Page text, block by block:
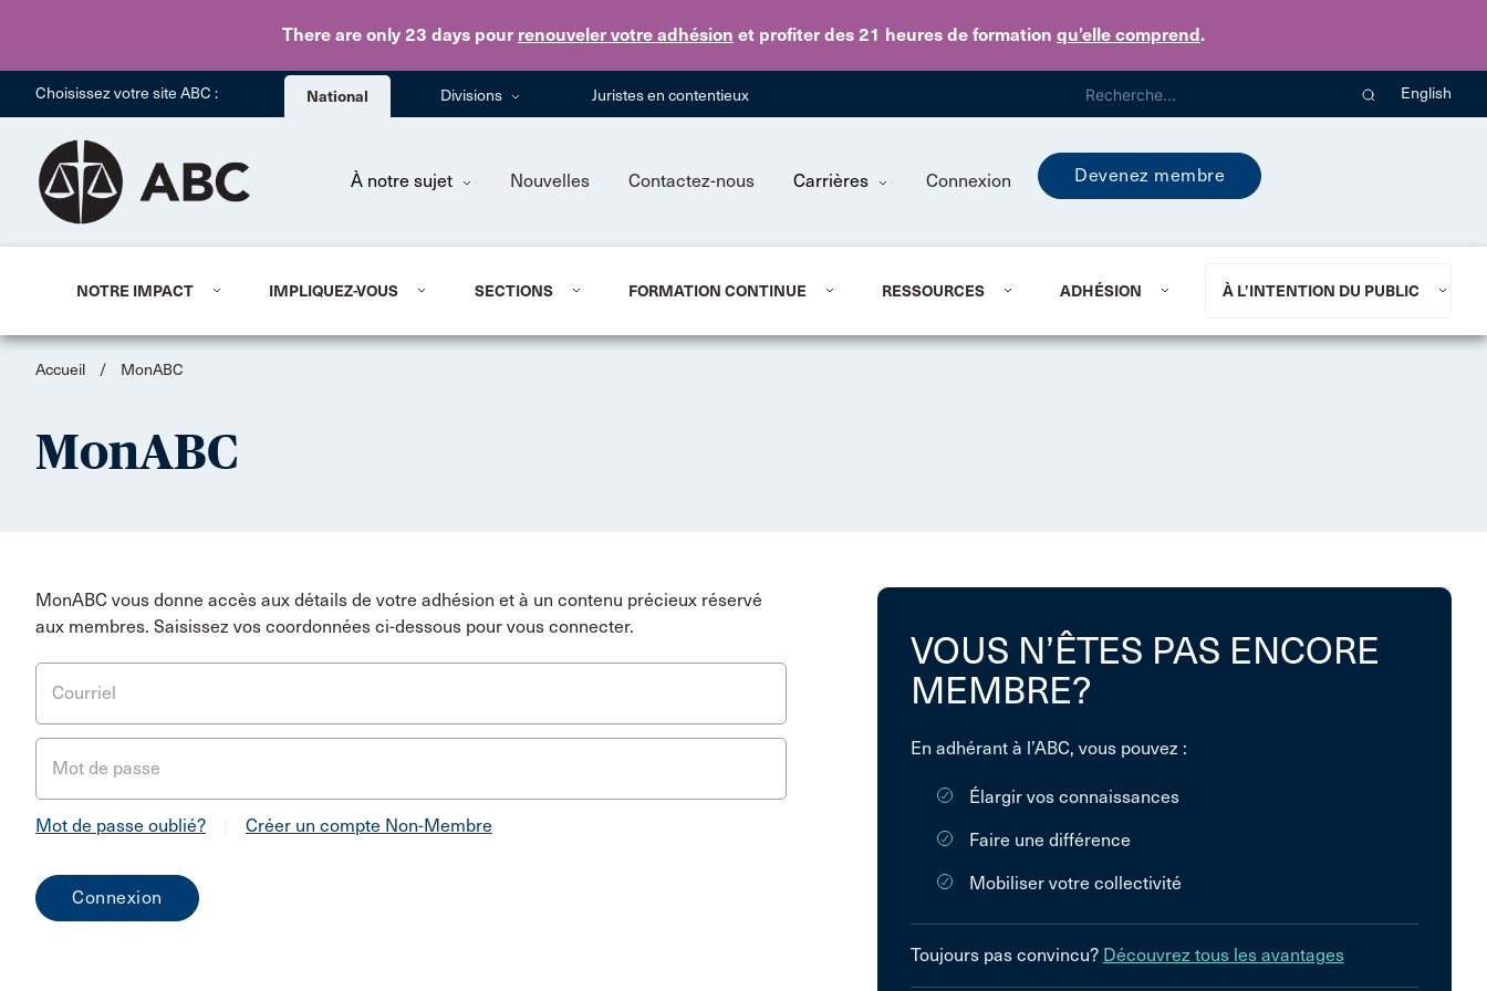
There are only 23 days pour renouveler votre adhésion et profiter des 21 heures de formation qu’elle comprend.
Skip to main content
Choisissez votre site ABC : National Divisions Juristes en contentieux English
À notre sujet Nouvelles Contactez-nous Carrières Connexion Devenez membre
NOTRE IMPACT IMPLIQUEZ-VOUS SECTIONS FORMATION CONTINUE RESSOURCES ADHÉSION À L’INTENTION DU PUBLIC
Accueil / MonABC
MonABC
MonABC vous donne accès aux détails de votre adhésion et à un contenu précieux réservé
aux membres. Saisissez vos coordonnées ci-dessous pour vous connecter.
Courriel
Mot de passe
Mot de passe oublié? Créer un compte Non-Membre
VOUS N’ÊTES PAS ENCORE
MEMBRE?
En adhérant à l’ABC, vous pouvez :
Élargir vos connaissances
Faire une différence
Mobiliser votre collectivité
Toujours pas convincu? Découvrez tous les avantages